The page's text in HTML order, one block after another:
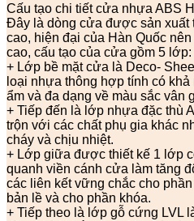
Cấu tạo chi tiết cửa nhựa ABS
Đây là dòng cửa được sản xuất
cao, hiện đại của Hàn Quốc
cao, cấu tạo của cửa gồm 5 lớp:
+ Lớp bề mặt cửa là Deco-
loại nhựa thông hợp tính có
ẩm và đa dạng về màu sắc vân
+ Tiếp đến là lớp nhựa đặc thù
trộn với các chất phụ gia khác
cháy và chịu nhiệt.
+ Lớp giữa được thiết kế 1 lớp
quanh viền cánh cửa làm tăng
các liên kết vững chắc cho
bản lề và cho phần khóa.
+ Tiếp theo là lớp gỗ cứng LVL